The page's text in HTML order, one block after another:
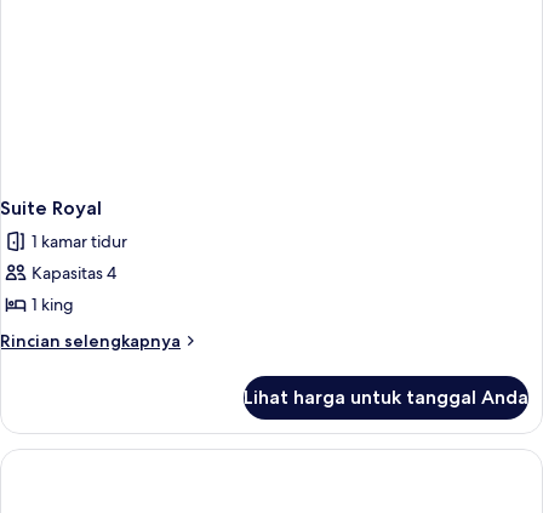
Suite Royal
1 kamar tidur
Kapasitas 4
1 king
Rincian selengkapnya
Rincian
Suite
Royal
Lihat harga untuk tanggal Anda